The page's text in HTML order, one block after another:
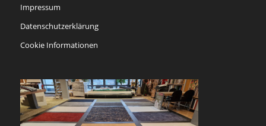
Impressum
Datenschutzerklärung
Cookie Informationen